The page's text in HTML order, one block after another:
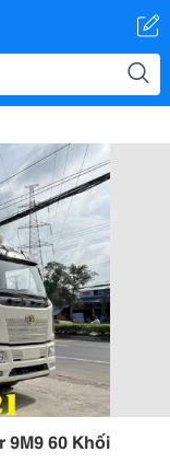
9M9 60 Khối